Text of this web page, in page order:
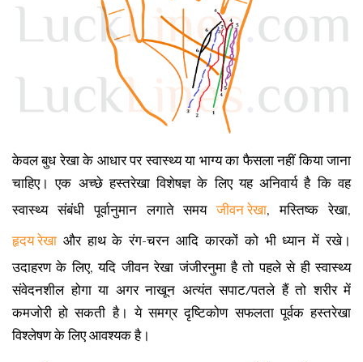
केवल बुध रेखा के आधार पर स्वास्थ्य या भाग्य का फैसला नहीं किया जाना
चाहिए। एक अच्छे हस्तरेखा विशेषज्ञ के लिए यह अनिवार्य है कि वह
स्वास्थ्य संबंधी पूर्वानुमान लगाते समयजीवन रेखा, मस्तिष्क रेखा,
हृदय रेखा और हाथ के रंग-चरन आदि कारकों को भी ध्यान में रखे।
उदाहरण के लिए, यदि जीवन रेखा जंजीरनुमा है तो पहले से ही स्वास्थ्य
संवेदनशील होगा या अगर नाखून अत्यंत सपाट/पतले हैं तो शरीर में
कमजोरी हो सकती है। ये समग्र दृष्टिकोण सफलता पूर्वक हस्तरेखा
विश्लेषण के लिए आवश्यक है।